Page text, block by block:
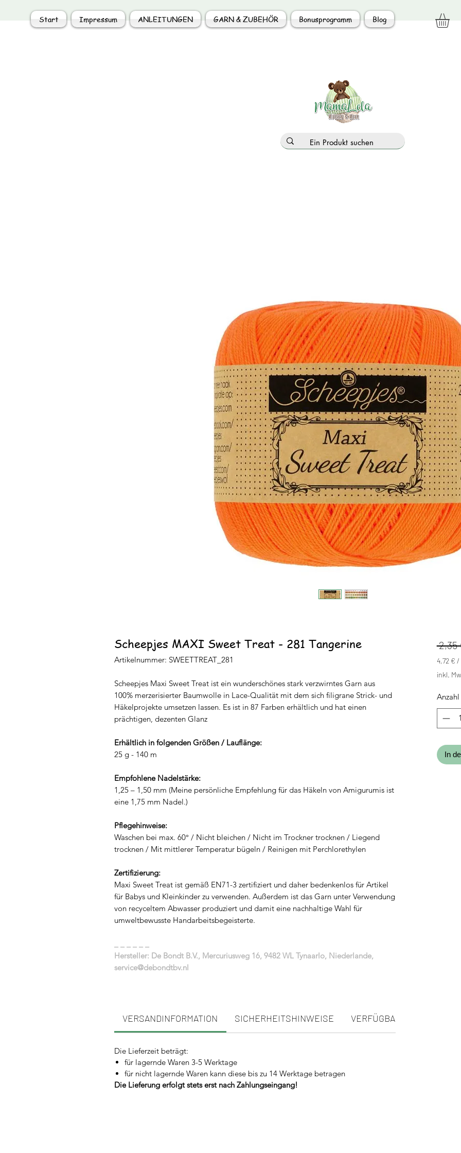
Start Impressum ANLEITUNGEN GARN & ZUBEHÖR Bonusprogramm Blog
Scheepjes MAXI Sweet Treat - 281 Tangerine
Artikelnummer: SWEETTREAT_281
Scheepjes Maxi Sweet Treat ist ein wunderschönes stark verzwirntes Garn aus
100% merzerisierter Baumwolle in Lace-Qualität mit dem sich filigrane Strick- und
Häkelprojekte umsetzen lassen. Es ist in 87 Farben erhältlich und hat einen
prächtigen, dezenten Glanz
Erhältlich in folgenden Größen / Lauflänge:
25 g - 140 m
Empfohlene Nadelstärke:
1,25 – 1,50 mm (Meine persönliche Empfehlung für das Häkeln von Amigurumis ist
eine 1,75 mm Nadel.)
Pflegehinweise:
Waschen bei max. 60° / Nicht bleichen / Nicht im Trockner trocknen / Liegend
trocknen / Mit mittlerer Temperatur bügeln / Reinigen mit Perchlorethylen
Zertifizierung:
Maxi Sweet Treat ist gemäß EN71-3 zertifiziert und daher bedenkenlos für Artikel
für Babys und Kleinkinder zu verwenden. Außerdem ist das Garn unter Verwendung
von recyceltem Abwasser produziert und damit eine nachhaltige Wahl für
umweltbewusste Handarbeitsbegeisterte.
Hersteller: De Bondt B.V., Mercuriusweg 16, 9482 WL Tynaarlo, Niederlande,
service@debondtbv.nl
VERSANDINFORMATION SICHERHEITSHINWEISE VERFÜGBARKEIT
Die Lieferzeit beträgt:
für lagernde Waren 3-5 Werktage
für nicht lagernde Waren kann diese bis zu 14 Werktage betragen
Die Lieferung erfolgt stets erst nach Zahlungseingang!
2,35
4,72 € /
4,72 €
pro
Gramm
inkl.
Anzahl
In